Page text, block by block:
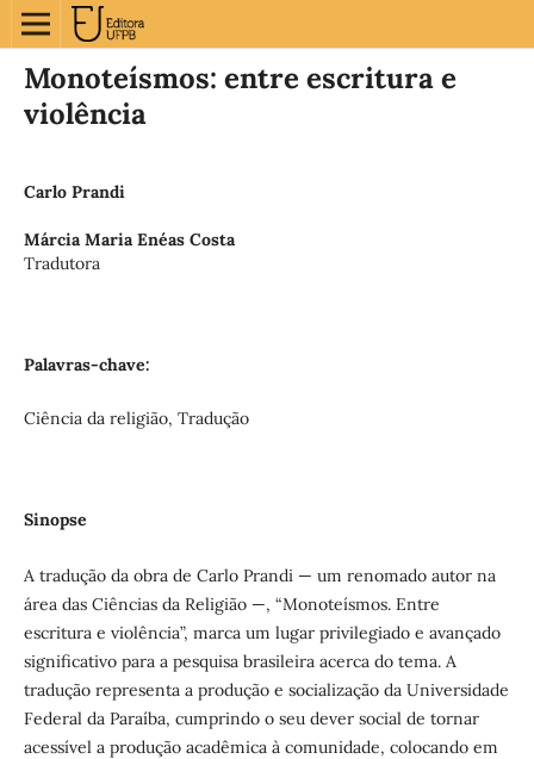
Monoteísmos: entre escritura e
violência
Carlo Prandi
Márcia Maria Enéas Costa
Tradutora
Palavras-chave:
Ciência da religião, Tradução
Sinopse
A tradução da obra de Carlo Prandi — um renomado autor na
área das Ciências da Religião —, “Monoteísmos. Entre
escritura e violência”, marca um lugar privilegiado e avançado
significativo para a pesquisa brasileira acerca do tema. A
tradução representa a produção e socialização da Universidade
Federal da Paraíba, cumprindo o seu dever social de tornar
acessível a produção acadêmica à comunidade, colocando em